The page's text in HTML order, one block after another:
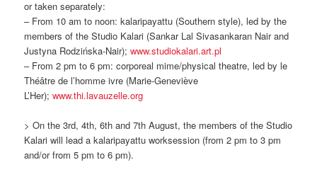
or taken separately:
– From 10 am to noon: kalaripayattu (Southern style), led by the
members of the Studio Kalari (Sankar Lal Sivasankaran Nair and
Justyna Rodzińska-Nair);www.studiokalari.art.pl
– From 2 pm to 6 pm: corporeal mime/physical theatre, led by le
Théâtre de l’homme ivre (Marie-Geneviève
L’Her);www.thi.lavauzelle.org
> On the 3rd, 4th, 6th and 7th August, the members of the Studio
Kalari will lead a kalaripayattu worksession (from 2 pm to 3 pm
and/or from 5 pm to 6 pm).